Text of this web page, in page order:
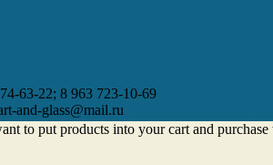
63-22; 8 963 723-10-69
and-glass@mail.ru
to put products into your cart and purchase